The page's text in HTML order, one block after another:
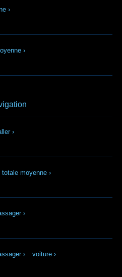
›
›
›
totale moyenne ›
›
› voiture ›